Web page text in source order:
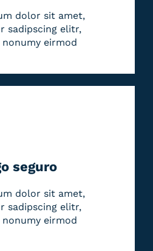
dolor sit amet,
sadipscing elitr,
nonumy eirmod
seguro
dolor sit amet,
sadipscing elitr,
nonumy eirmod